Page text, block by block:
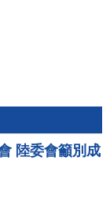
陸委會籲別成